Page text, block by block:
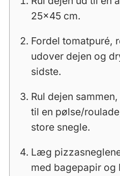
25x45 cm.
Fordel tomatpuré,
udover dejen og
sidste.
Rul dejen
til en pølse/
store snegle.
Læg
med bagepapir